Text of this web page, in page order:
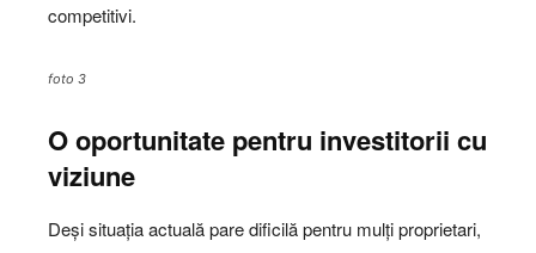
competitivi.
foto 3
O oportunitate pentru investitorii cu
viziune
Deși situația actuală pare dificilă pentru mulți proprietari,